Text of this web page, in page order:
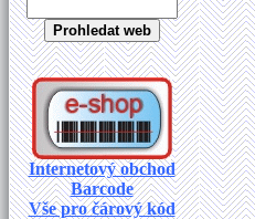
Internetový obchod
Barcode
Vše pro čárový kód